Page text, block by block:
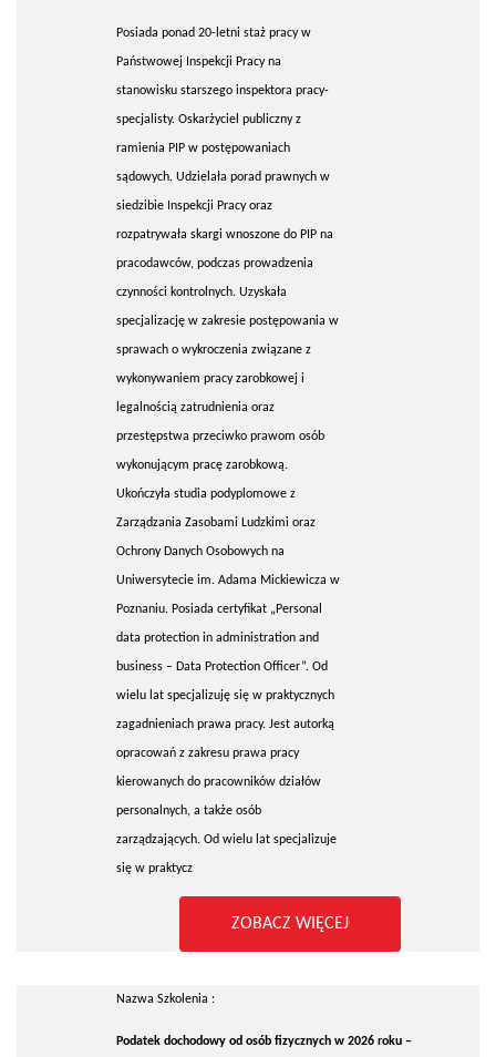
Posiada ponad 20-letni staż pracy w
Państwowej Inspekcji Pracy na
stanowisku starszego inspektora pracy-
specjalisty. Oskarżyciel publiczny z
ramienia PIP w postępowaniach
sądowych. Udzielała porad prawnych w
siedzibie Inspekcji Pracy oraz
rozpatrywała skargi wnoszone do PIP na
pracodawców, podczas prowadzenia
czynności kontrolnych. Uzyskała
specjalizację w zakresie postępowania w
sprawach o wykroczenia związane z
wykonywaniem pracy zarobkowej i
legalnością zatrudnienia oraz
przestępstwa przeciwko prawom osób
wykonującym pracę zarobkową.
Ukończyła studia podyplomowe z
Zarządzania Zasobami Ludzkimi oraz
Ochrony Danych Osobowych na
Uniwersytecie im. Adama Mickiewicza w
Poznaniu. Posiada certyfikat „Personal
data protection in administration and
business – Data Protection Officer”. Od
wielu lat specjalizuję się w praktycznych
zagadnieniach prawa pracy. Jest autorką
opracowań z zakresu prawa pracy
kierowanych do pracowników działów
personalnych, a także osób
zarządzających. Od wielu lat specjalizuje
się w praktycz
ZOBACZ WIĘCEJ
Nazwa Szkolenia :
Podatek dochodowy od osób fizycznych w 2026 roku –